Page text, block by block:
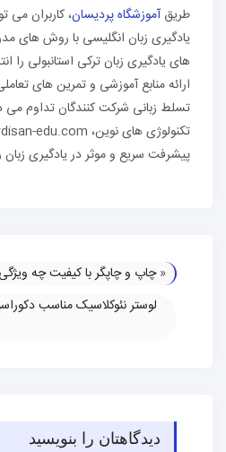
طریقآموزشگاه پردیسان، کاربران می
یادگیری زبان انگلیسی با روش ‌های
های یادگیری زبان ترکی استانبولی را
ارائه منابع آموزشی و تمرین ‌های
تسلط زبانی شرکت ‌کنندگان تداوم می
پیشرفت سریع و موثر در یادگیری زبان
«چاپ و چاپگر با کیفیت چه
لوستر نئوکلاسیک مناسب
دیدگاهتان را بنویسید